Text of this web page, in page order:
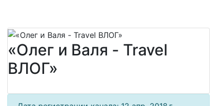
«Олег и Валя - Travel
ВЛОГ»